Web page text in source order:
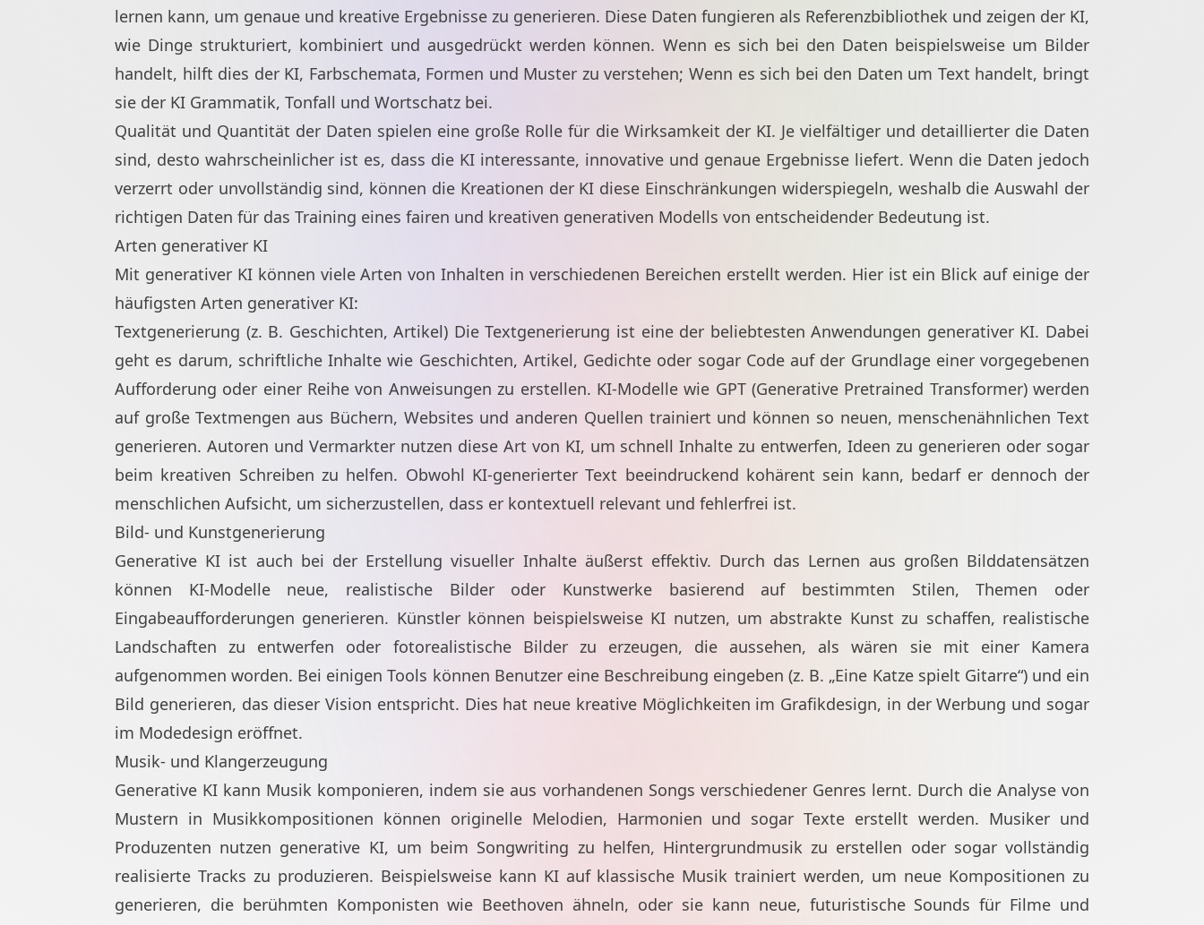
lernen kann, um genaue und kreative Ergebnisse zu generieren. Diese Daten fungieren als Referenzbibliothek und zeigen der KI,
wie Dinge strukturiert, kombiniert und ausgedrückt werden können. Wenn es sich bei den Daten beispielsweise um Bilder
handelt, hilft dies der KI, Farbschemata, Formen und Muster zu verstehen; Wenn es sich bei den Daten um Text handelt, bringt
sie der KI Grammatik, Tonfall und Wortschatz bei.
Qualität und Quantität der Daten spielen eine große Rolle für die Wirksamkeit der KI. Je vielfältiger und detaillierter die Daten
sind, desto wahrscheinlicher ist es, dass die KI interessante, innovative und genaue Ergebnisse liefert. Wenn die Daten jedoch
verzerrt oder unvollständig sind, können die Kreationen der KI diese Einschränkungen widerspiegeln, weshalb die Auswahl der
richtigen Daten für das Training eines fairen und kreativen generativen Modells von entscheidender Bedeutung ist.
Arten generativer KI
Mit generativer KI können viele Arten von Inhalten in verschiedenen Bereichen erstellt werden. Hier ist ein Blick auf einige der
häufigsten Arten generativer KI:
Textgenerierung (z. B. Geschichten, Artikel) Die Textgenerierung ist eine der beliebtesten Anwendungen generativer KI. Dabei
geht es darum, schriftliche Inhalte wie Geschichten, Artikel, Gedichte oder sogar Code auf der Grundlage einer vorgegebenen
Aufforderung oder einer Reihe von Anweisungen zu erstellen. KI-Modelle wie GPT (Generative Pretrained Transformer) werden
auf große Textmengen aus Büchern, Websites und anderen Quellen trainiert und können so neuen, menschenähnlichen Text
generieren. Autoren und Vermarkter nutzen diese Art von KI, um schnell Inhalte zu entwerfen, Ideen zu generieren oder sogar
beim kreativen Schreiben zu helfen. Obwohl KI-generierter Text beeindruckend kohärent sein kann, bedarf er dennoch der
menschlichen Aufsicht, um sicherzustellen, dass er kontextuell relevant und fehlerfrei ist.
Bild- und Kunstgenerierung
Generative KI ist auch bei der Erstellung visueller Inhalte äußerst effektiv. Durch das Lernen aus großen Bilddatensätzen
können KI-Modelle neue, realistische Bilder oder Kunstwerke basierend auf bestimmten Stilen, Themen oder
Eingabeaufforderungen generieren. Künstler können beispielsweise KI nutzen, um abstrakte Kunst zu schaffen, realistische
Landschaften zu entwerfen oder fotorealistische Bilder zu erzeugen, die aussehen, als wären sie mit einer Kamera
aufgenommen worden. Bei einigen Tools können Benutzer eine Beschreibung eingeben (z. B. „Eine Katze spielt Gitarre“) und ein
Bild generieren, das dieser Vision entspricht. Dies hat neue kreative Möglichkeiten im Grafikdesign, in der Werbung und sogar
im Modedesign eröffnet.
Musik- und Klangerzeugung
Generative KI kann Musik komponieren, indem sie aus vorhandenen Songs verschiedener Genres lernt. Durch die Analyse von
Mustern in Musikkompositionen können originelle Melodien, Harmonien und sogar Texte erstellt werden. Musiker und
Produzenten nutzen generative KI, um beim Songwriting zu helfen, Hintergrundmusik zu erstellen oder sogar vollständig
realisierte Tracks zu produzieren. Beispielsweise kann KI auf klassische Musik trainiert werden, um neue Kompositionen zu
generieren, die berühmten Komponisten wie Beethoven ähneln, oder sie kann neue, futuristische Sounds für Filme und